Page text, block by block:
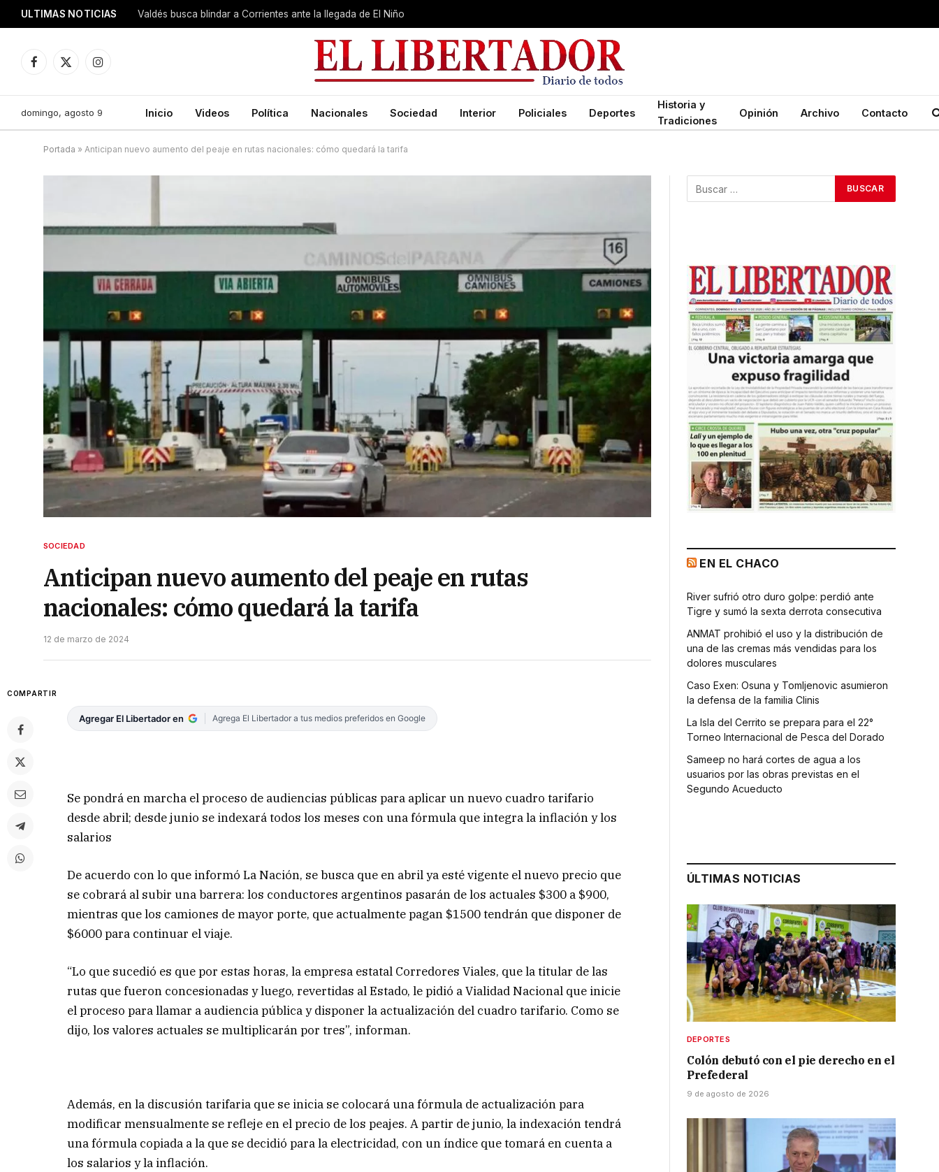
ULTIMAS NOTICIAS Valdés busca blindar a Corrientes ante la llegada de El Niño
Facebook
X
Instagram
domingo, agosto 9 Inicio Videos Política Nacionales Sociedad Interior Policiales Deportes
Historia y
Tradiciones
Opinión Archivo Contacto
Portada » Anticipan nuevo aumento del peaje en rutas nacionales: cómo quedará la tarifa
SOCIEDAD
Anticipan nuevo aumento del peaje en rutas
nacionales: cómo quedará la tarifa
12 de marzo de 2024
COMPARTIR
Agregar El Libertador en Agrega El Libertador a tus medios preferidos en Google
Se pondrá en marcha el proceso de audiencias públicas para aplicar un nuevo cuadro tarifario
desde abril; desde junio se indexará todos los meses con una fórmula que integra la inflación y los
salarios
De acuerdo con lo que informó La Nación, se busca que en abril ya esté vigente el nuevo precio que
se cobrará al subir una barrera: los conductores argentinos pasarán de los actuales $300 a $900,
mientras que los camiones de mayor porte, que actualmente pagan $1500 tendrán que disponer de
$6000 para continuar el viaje.
“Lo que sucedió es que por estas horas, la empresa estatal Corredores Viales, que la titular de las
rutas que fueron concesionadas y luego, revertidas al Estado, le pidió a Vialidad Nacional que inicie
el proceso para llamar a audiencia pública y disponer la actualización del cuadro tarifario. Como se
dijo, los valores actuales se multiplicarán por tres”, informan.
Además, en la discusión tarifaria que se inicia se colocará una fórmula de actualización para
modificar mensualmente se refleje en el precio de los peajes. A partir de junio, la indexación tendrá
una fórmula copiada a la que se decidió para la electricidad, con un índice que tomará en cuenta a
los salarios y la inflación.
EN EL CHACO
River sufrió otro duro golpe: perdió ante
Tigre y sumó la sexta derrota consecutiva
ANMAT prohibió el uso y la distribución de
una de las cremas más vendidas para los
dolores musculares
Caso Exen: Osuna y Tomljenovic asumieron
la defensa de la familia Clinis
La Isla del Cerrito se prepara para el 22°
Torneo Internacional de Pesca del Dorado
Sameep no hará cortes de agua a los
usuarios por las obras previstas en el
Segundo Acueducto
ÚLTIMAS NOTICIAS
DEPORTES
Colón debutó con el pie derecho en el
Prefederal
9 de agosto de 2026